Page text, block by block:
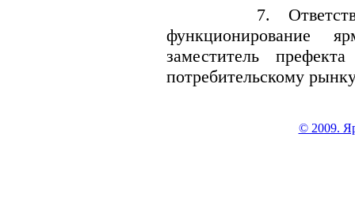
7.
функционирование
заместитель
потребительскому
© 2009.